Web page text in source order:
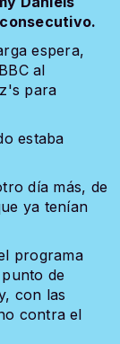
espera,
al
para
estaba
día más, de
ya tenían
programa
de
con las
contra el